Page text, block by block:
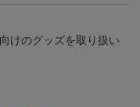
けのグッズを取り扱い